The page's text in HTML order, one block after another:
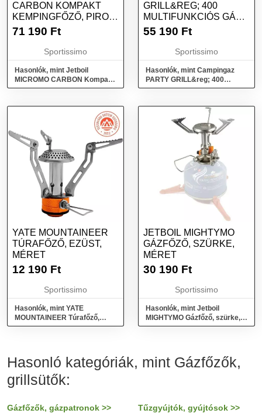
CARBON KOMPAKT
KEMPINGFŐZŐ, PIROS,
MÉRET
71 190 Ft
Sportissimo
Hasonlók, mint Jetboil
MICROMO CARBON Kompakt
kempingfőző, piros, méret
GRILL&REG; 400
MULTIFUNKCIÓS GÁZ
GRILLSÜTŐ, KÉK,
55 190 Ft
Sportissimo
Hasonlók, mint Campingaz
PARTY GRILL&reg; 400
Multifunkciós gáz grillsütő,
YATE MOUNTAINEER
TÚRAFŐZŐ, EZÜST,
MÉRET
12 190 Ft
Sportissimo
Hasonlók, mint YATE
MOUNTAINEER Túrafőző,
ezüst, méret
JETBOIL MIGHTYMO
GÁZFŐZŐ, SZÜRKE,
MÉRET
30 190 Ft
Sportissimo
Hasonlók, mint Jetboil
MIGHTYMO Gázfőző, szürke,
méret
Hasonló kategóriák, mint Gázfőzők,
grillsütők:
Gázfőzők, gázpatronok >> Tűzgyújtók, gyújtósok >>